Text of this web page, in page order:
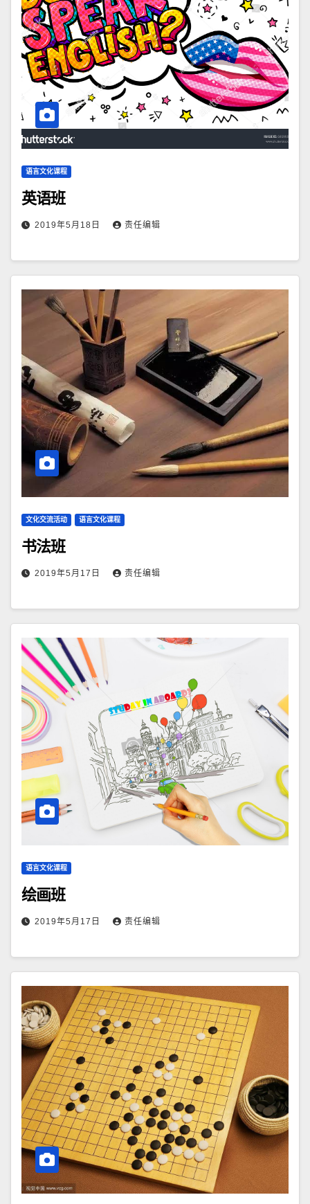
语言文化课程
英语班
2019年5月18日 责任编辑
文化交流活动 语言文化课程
书法班
2019年5月17日 责任编辑
语言文化课程
绘画班
2019年5月17日 责任编辑